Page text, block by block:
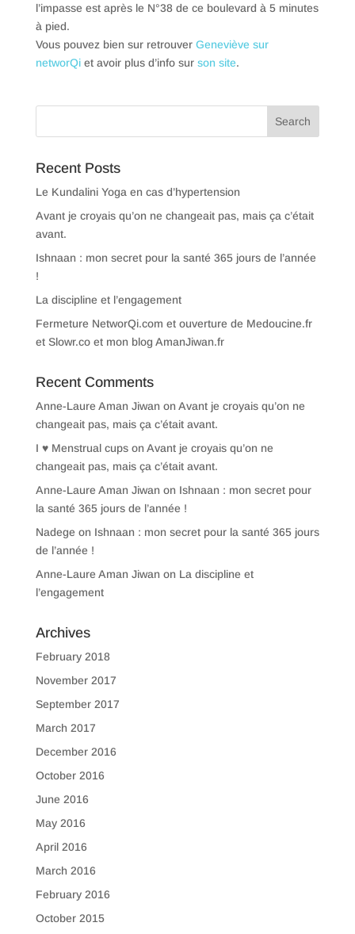
l’impasse est après le N°38 de ce boulevard à 5 minutes
à pied.
Vous pouvez bien sur retrouver Geneviève sur
networQi et avoir plus d’info sur son site.
Recent Posts
Le Kundalini Yoga en cas d’hypertension
Avant je croyais qu’on ne changeait pas, mais ça c’était
avant.
Ishnaan : mon secret pour la santé 365 jours de l’année
!
La discipline et l’engagement
Fermeture NetworQi.com et ouverture de Medoucine.fr
et Slowr.co et mon blog AmanJiwan.fr
Recent Comments
Anne-Laure Aman Jiwan on Avant je croyais qu’on ne
changeait pas, mais ça c’était avant.
I ♥ Menstrual cupson Avant je croyais qu’on ne
changeait pas, mais ça c’était avant.
Anne-Laure Aman Jiwan on Ishnaan : mon secret pour
la santé 365 jours de l’année !
Nadege on Ishnaan : mon secret pour la santé 365 jours
de l’année !
Anne-Laure Aman Jiwan on La discipline et
l’engagement
Archives
February 2018
November 2017
September 2017
March 2017
December 2016
October 2016
June 2016
May 2016
April 2016
March 2016
February 2016
October 2015